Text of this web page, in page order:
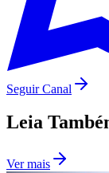
Seguir Canal
Leia
Ver mais